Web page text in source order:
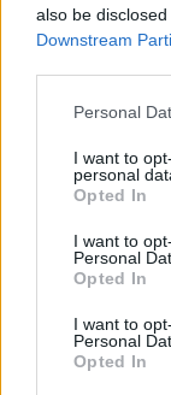
also be
Downstream
Personal
I want to
personal
Opted In
I want to
Personal
Opted In
I want to
Personal
Opted In
NYHETER 2026-07-
Slussen i
Second hand-